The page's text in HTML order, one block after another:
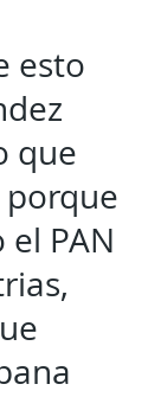
esto
que
PAN